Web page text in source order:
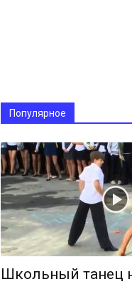
Популярное
Школьный танец